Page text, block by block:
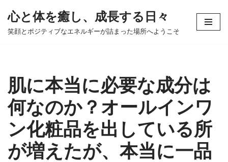
コ
ツ
へ
ス
キ
ッ
プ
心と体を癒し、成長する日々
笑顔とポジティブなエネルギーが詰まった場所へようこそ
肌に本当に必要な成分は
何なのか？オールインワ
ン化粧品を出している所
が増えたが、本当に一品